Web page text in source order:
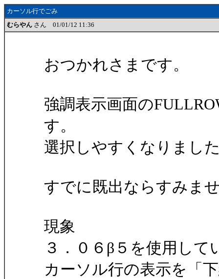
カーソル行でごみ
むらやん さん 01/01/12 11:36
おつかれさまです。
強調表示画面の
す。
選択しやすくなりまし
すでに既出ならすみま
現象
３．０６β５を使用し
カーソル行の表示を「